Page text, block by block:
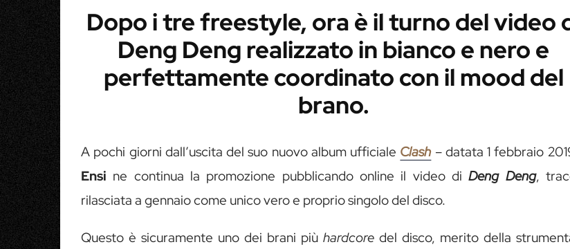
Dopo i tre freestyle, ora è il turno del video
Deng Deng realizzato in bianco e nero e
perfettamente coordinato con il mood del
brano.
A pochi giorni dall’uscita del suo nuovo album ufficiale Clash– datata 1 febbraio
Ensi ne continua la promozione pubblicando online il video diDeng Deng,
rilasciata a gennaio come unico vero e proprio singolo del disco.
Questo è sicuramente uno dei brani più hardcore del disco, merito della